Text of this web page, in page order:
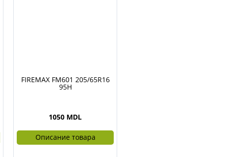
FIREMAX FM601 205/65R16
95H
1050 MDL
Описание товара